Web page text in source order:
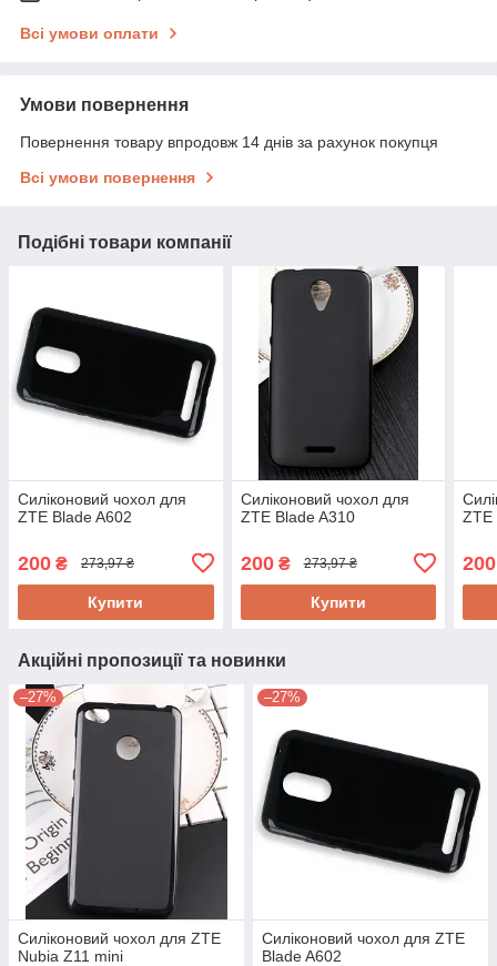
Всі умови оплати
Умови повернення
Повернення товару впродовж 14 днів за рахунок покупця
Всі умови повернення
Подібні товари компанії
Силіконовий чохол для
ZTE Blade A602
200 ₴ 273,97 ₴
Купити
Силіконовий чохол для
ZTE Blade A310
200₴ 273,97 ₴
Купити
ZTE
200
Акційні пропозиції та новинки
–27%
Силіконовий чохол для ZTE
Nubia Z11 mini
–27%
Силіконовий чохол для ZTE
Blade A602